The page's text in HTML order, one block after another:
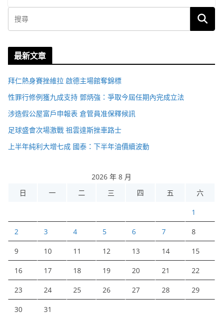
最新文章
拜仁熱身賽挫維拉 啟德主場館奪錦標
性罪行修例獲九成支持 鄧炳強：爭取今屆任期內完成立法
涉造假公屋富戶申報表 倉管員准保釋候訊
足球盛會次場激戰 祖雲達斯挫車路士
上半年純利大增七成 國泰：下半年油價續波動
2026 年 8 月
日
一 二 三 四 五 六
1
2 3 4 5 6 7 8
9 10 11 12 13 14 15
16 17 18 19 20 21 22
23 24 25 26 27 28 29
30 31